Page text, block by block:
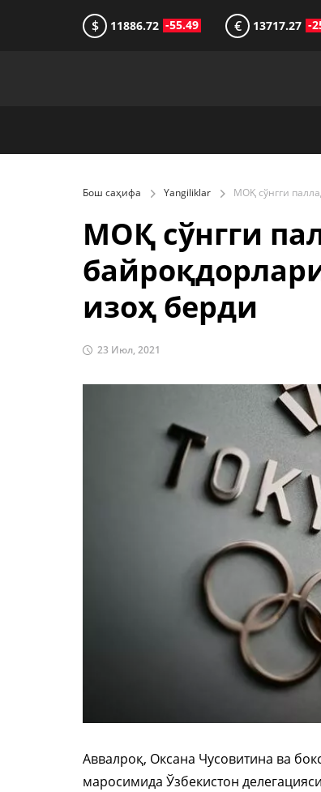
$ 11886.72 -55.49 € 13717.27 -
Бош саҳифа Yangiliklar
МОҚ сўнгги
изоҳ берди
23 Июл, 2021
Аввалроқ, Оксана Чусовитина ва
маросимида Ўзбекистон